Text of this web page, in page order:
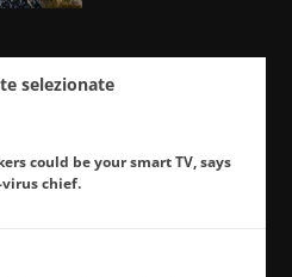
selezionate
could be your smart TV, says
chief.